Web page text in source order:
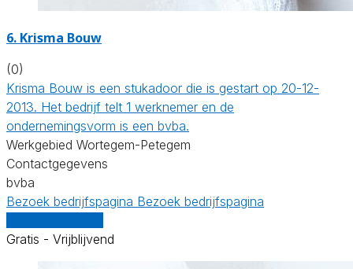
6. Krisma Bouw
(0)
Krisma Bouw is een stukadoor die is gestart op 20-12-
2013. Het bedrijf telt 1 werknemer en de
ondernemingsvorm is een bvba.
Werkgebied Wortegem-Petegem
Contactgegevens
bvba
Bezoek bedrijfspagina Bezoek bedrijfspagina
Gratis - Vrijblijvend